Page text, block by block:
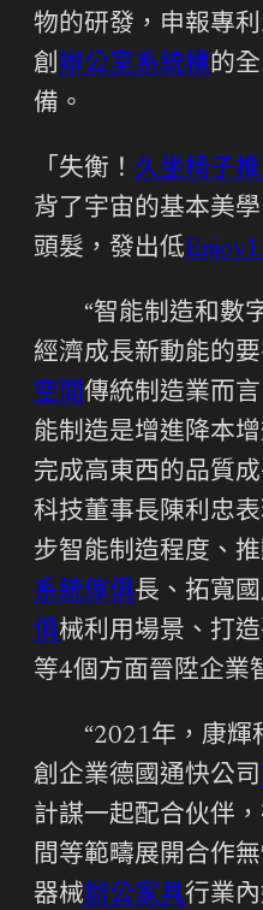
物的研發，申報專
創辦公室系統櫃的
備。
「失衡！ 久坐椅子
背了宇宙的基本美
頭髮，發出低
“智能制造和數
經濟成長新動能的要
空間傳統制造業而言
能制造是增進降本
完成高東西的品質
科技董事長陳利忠
步智能制造程度、
系統傢俱長、拓寬
俱械利用場景、打
等4個方面晉陞企業
“2021年，康輝
創企業德國通快公司
計謀一起配合伙伴
間等範疇展開合作
器械辦公家具行業